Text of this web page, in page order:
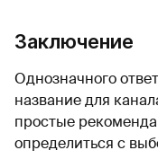
Заключение
Однозначного
название для
простые
определиться с